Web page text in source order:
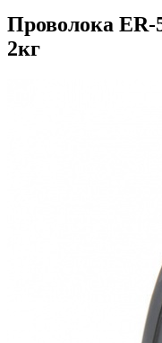
Проволока
2кг